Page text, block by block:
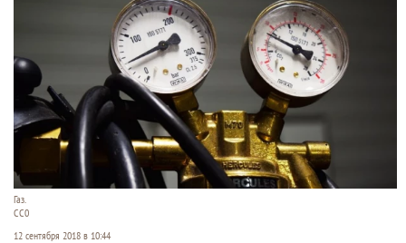
Газ.
СС0
12 сентября 2018 в 10:44